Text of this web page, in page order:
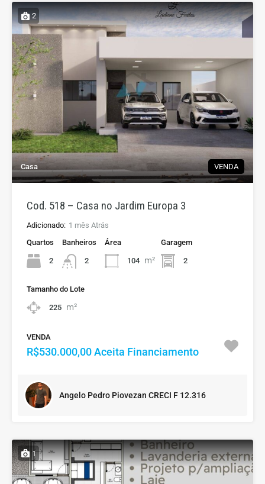
2
Casa VENDA
Cod. 518 – Casa no Jardim Europa 3
Adicionado: 1 mês Atrás
Quartos
2
Banheiros
2
Área
104 m²
Garagem
2
Tamanho do Lote
225 m²
VENDA
R$530.000,00 Aceita Financiamento
Angelo Pedro Piovezan CRECI F 12.316
1